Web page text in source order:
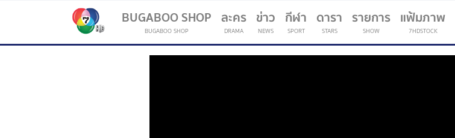
BUGABOO SHOP
BUGABOO SHOP
ละคร
DRAMA
ข่าว
NEWS
กีฬา
SPORT
(current)
ดารา
STARS
รายการ
SHOW
แฟ้มภาพ
7HDSTOCK